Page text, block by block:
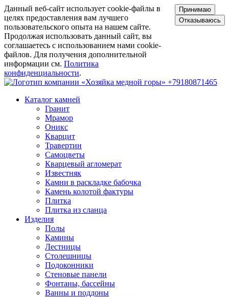
Данный веб-сайт использует cookie-файлы в
целях предоставления вам лучшего
пользовательского опыта на нашем сайте.
Продолжая использовать данный сайт, вы
соглашаетесь с использованием нами cookie-
файлов. Для получения дополнительной
информации см. Политика
конфиденциальности.
Принимаю
Отказываюсь
+79180871465
Каталог камней
Гранит
Мрамор
Оникс
Кварцит
Травертин
Самоцветы
Кварцевый агломерат
Известняк
Камни в раскладке бабочка
Камень колотой фактуры
Плитка
Плитка из сланца
Изделия
Полы
Камины
Лестницы
Столешницы
Подоконники
Стеновые панели
Фонтаны, бассейны
Ванны и поддоны